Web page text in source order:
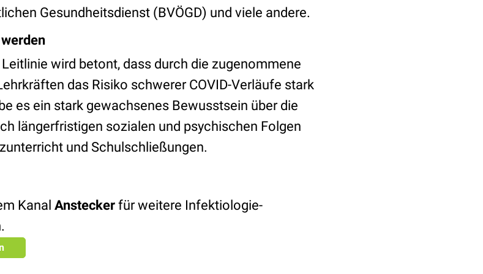
Gesundheitsdienst (BVÖGD) und viele andere.
wird betont, dass durch die zugenommene
das Risiko schwerer COVID-Verläufe stark
es ein stark gewachsenes Bewusstsein über die
längerfristigen sozialen und psychischen Folgen
und Schulschließungen.
Kanal Anstecker für weitere Infektiologie-